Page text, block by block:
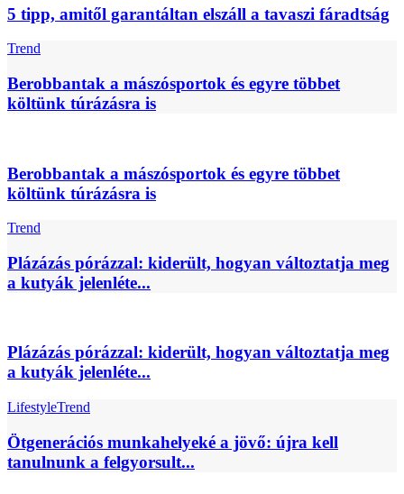
5 tipp, amitől garantáltan elszáll a tavaszi fáradtság
Trend
Berobbantak a mászósportok és egyre többet
költünk túrázásra is
Berobbantak a mászósportok és egyre többet
költünk túrázásra is
Trend
Plázázás pórázzal: kiderült, hogyan változtatja meg
a kutyák jelenléte...
Plázázás pórázzal: kiderült, hogyan változtatja meg
a kutyák jelenléte...
LifestyleTrend
Ötgenerációs munkahelyeké a jövő: újra kell
tanulnunk a felgyorsult...